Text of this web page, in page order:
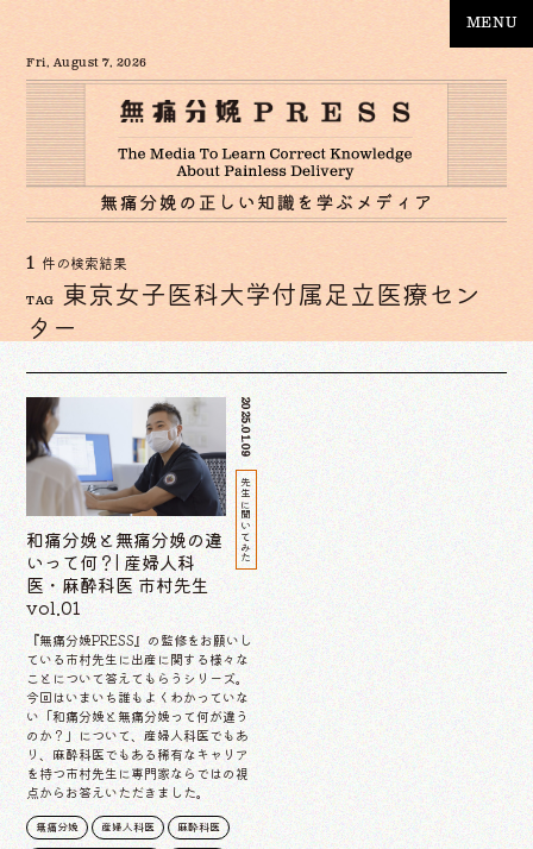
MENU
Fri, August 7, 2026
1 件の検索結果
TAG
東京女子医科大学付属足立医療セン
ター
2025.01.09
先生に聞いてみた
和痛分娩と無痛分娩の違
いって何？| 産婦人科
医・麻酔科医 市村先生
vol.01
『無痛分娩PRESS』の監修をお願いし
ている市村先生に出産に関する様々な
ことについて答えてもらうシリーズ。
今回はいまいち誰もよくわかっていな
い「和痛分娩と無痛分娩って何が違う
のか？」について、産婦人科医でもあ
り、麻酔科医でもある稀有なキャリア
を持つ市村先生に専門家ならではの視
点からお答えいただきました。
無痛分娩 産婦人科医 麻酔科医